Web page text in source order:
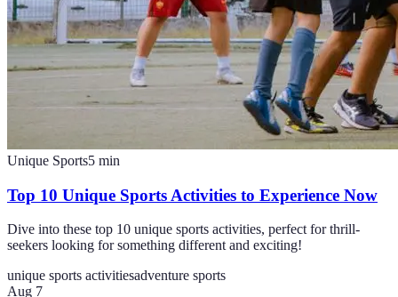
Unique Sports5 min
Top 10 Unique Sports Activities to Experience Now
Dive into these top 10 unique sports activities, perfect for thrill-
seekers looking for something different and exciting!
unique sports activitiesadventure sports
Aug 7